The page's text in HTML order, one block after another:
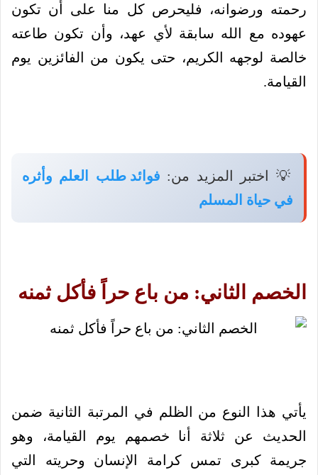
رحمته ورضوانه، فليحرص كل منا على أن تكون
عهوده مع الله سابقة لأي عهد، وأن تكون طاعته
خالصة لوجهه الكريم، حتى يكون من الفائزين يوم
القيامة.
💡 اختبر المزيد من: فوائد طلب العلم وأثره
في حياة المسلم
الخصم الثاني: من باع حراً فأكل ثمنه
يأتي هذا النوع من الظلم في المرتبة الثانية ضمن
الحديث عن ثلاثة أنا خصمهم يوم القيامة، وهو
جريمة كبرى تمس كرامة الإنسان وحريته التي